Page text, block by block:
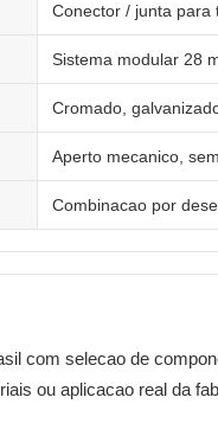
Conector / junta para
Sistema modular 28
Cromado,
Aperto mecanico,
Combinacao por
com selecao de
ou aplicacao real da